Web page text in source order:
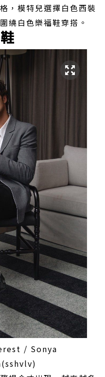
，模特兒選擇白色西裝
繞白色樂福鞋穿搭。
/ Sonya